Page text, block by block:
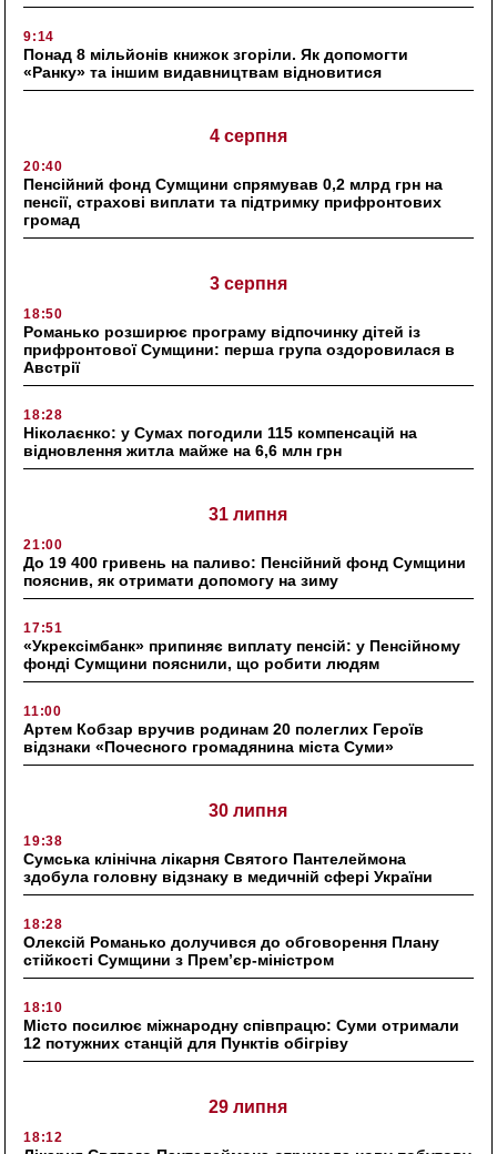
9:14
Понад 8 мільйонів книжок згоріли. Як допомогти
«Ранку» та іншим видавництвам відновитися
4 серпня
20:40
Пенсійний фонд Сумщини спрямував 0,2 млрд грн на
пенсії, страхові виплати та підтримку прифронтових
громад
3 серпня
18:50
Романько розширює програму відпочинку дітей із
прифронтової Сумщини: перша група оздоровилася в
Австрії
18:28
Ніколаєнко: у Сумах погодили 115 компенсацій на
відновлення житла майже на 6,6 млн грн
31 липня
21:00
До 19 400 гривень на паливо: Пенсійний фонд Сумщини
пояснив, як отримати допомогу на зиму
17:51
«Укрексімбанк» припиняє виплату пенсій: у Пенсійному
фонді Сумщини пояснили, що робити людям
11:00
Артем Кобзар вручив родинам 20 полеглих Героїв
відзнаки «Почесного громадянина міста Суми»
30 липня
19:38
Сумська клінічна лікарня Святого Пантелеймона
здобула головну відзнаку в медичній сфері України
18:28
Олексій Романько долучився до обговорення Плану
стійкості Сумщини з Прем’єр-міністром
18:10
Місто посилює міжнародну співпрацю: Суми отримали
12 потужних станцій для Пунктів обігріву
29 липня
18:12